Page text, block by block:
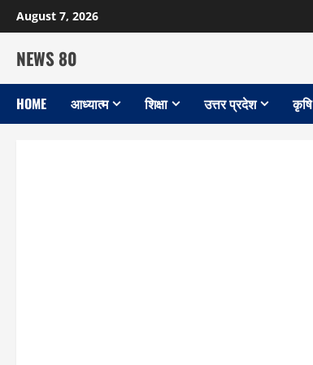
Skip
to
content
August 7, 2026
NEWS 80
HOME आध्यात्म शिक्षा उत्तर प्रदेश कृषि